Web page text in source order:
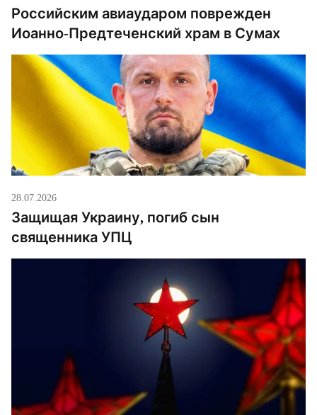
Российским авиаударом поврежден
Иоанно-Предтеченский храм в Сумах
28.07.2026
Защищая Украину, погиб сын
священника УПЦ